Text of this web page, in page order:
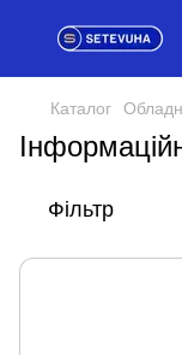
Каталог
Фільтр